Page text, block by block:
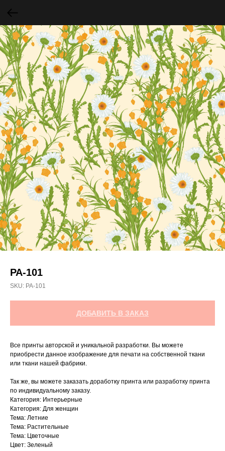
РА-101
SKU: РА-101
ДОБАВИТЬ В ЗАКАЗ
Все принты авторской и уникальной разработки. Вы можете
приобрести данное изображение для печати на собственной ткани
или ткани нашей фабрики.
Так же, вы можете заказать доработку принта или разработку принта
по индивидуальному заказу.
Категория: Интерьерные
Категория: Для женщин
Тема: Летние
Тема: Растительные
Тема: Цветочные
Цвет: Зеленый